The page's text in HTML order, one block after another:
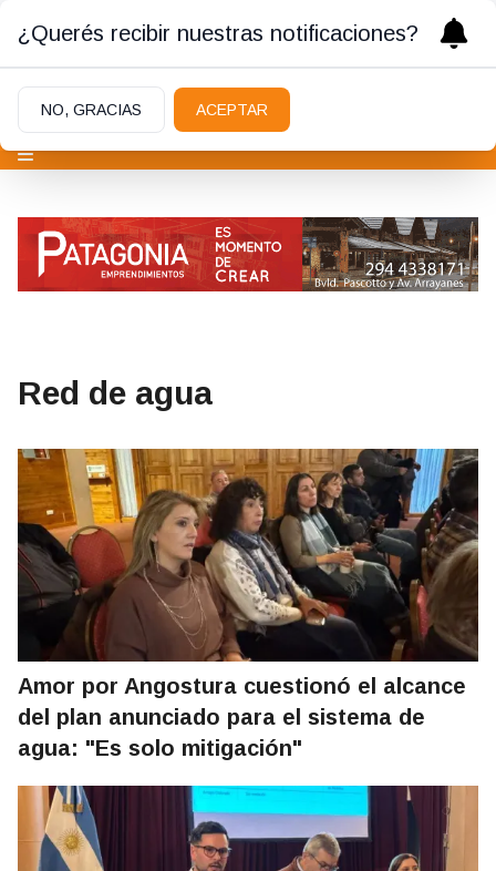
Red de agua
Amor por Angostura cuestionó el alcance
del plan anunciado para el sistema de
agua: "Es solo mitigación"
¿Querés recibir nuestras notificaciones?
NO, GRACIAS ACEPTAR